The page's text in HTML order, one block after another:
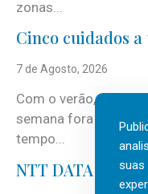
zonas...
Cinco cuidados
7 de Agosto, 2026
Com o verão,
semana fora e os
tempo...
NTT DATA
suas